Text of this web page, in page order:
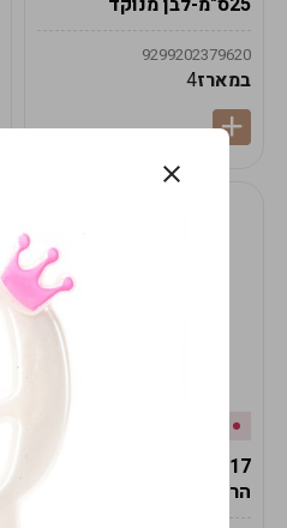
9299202379620
במארז4
הרמס 19ס"מ -לבן נקי